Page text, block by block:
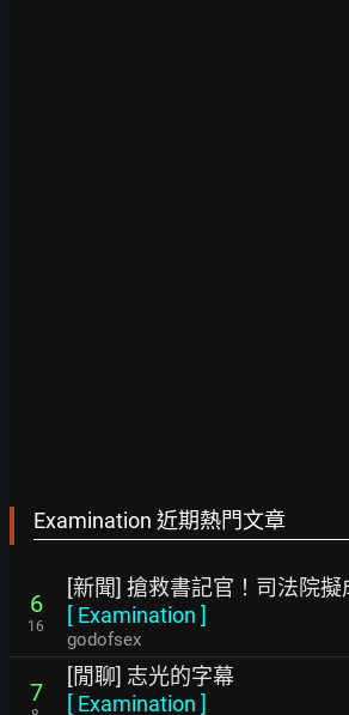
Examination 近期熱門文章
6
16
[新聞] 搶救書記官！司法院
[ Examination ]
godofsex
7
[閒聊] 志光的字幕
[ Examination ]